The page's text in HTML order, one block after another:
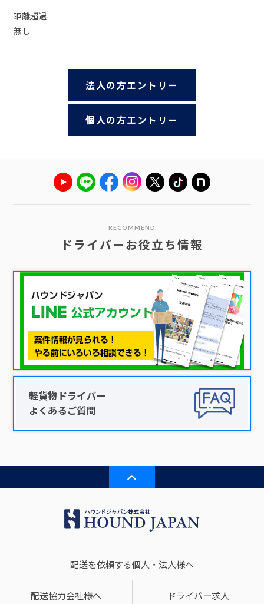
距離超過
無し
法人の方エントリー
個人の方エントリー
RECOMMEND
ドライバーお役立ち情報
軽貨物ドライバー
よくあるご質問
配送を依頼する個人・法人様へ
配送協力会社様へ ドライバー求人